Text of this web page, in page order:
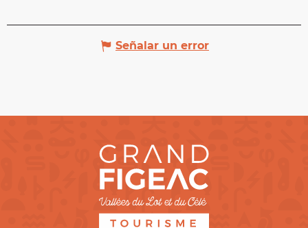
Señalar un error